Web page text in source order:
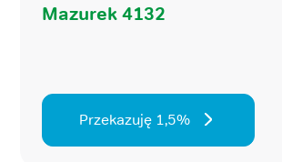
Mazurek 4132
Przekazuję 1,5%